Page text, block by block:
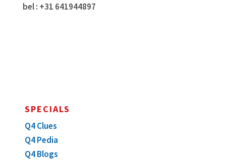
bel : +31 641944897
SPECIALS
Q4 Clues
Q4 Pedia
Q4 Blogs